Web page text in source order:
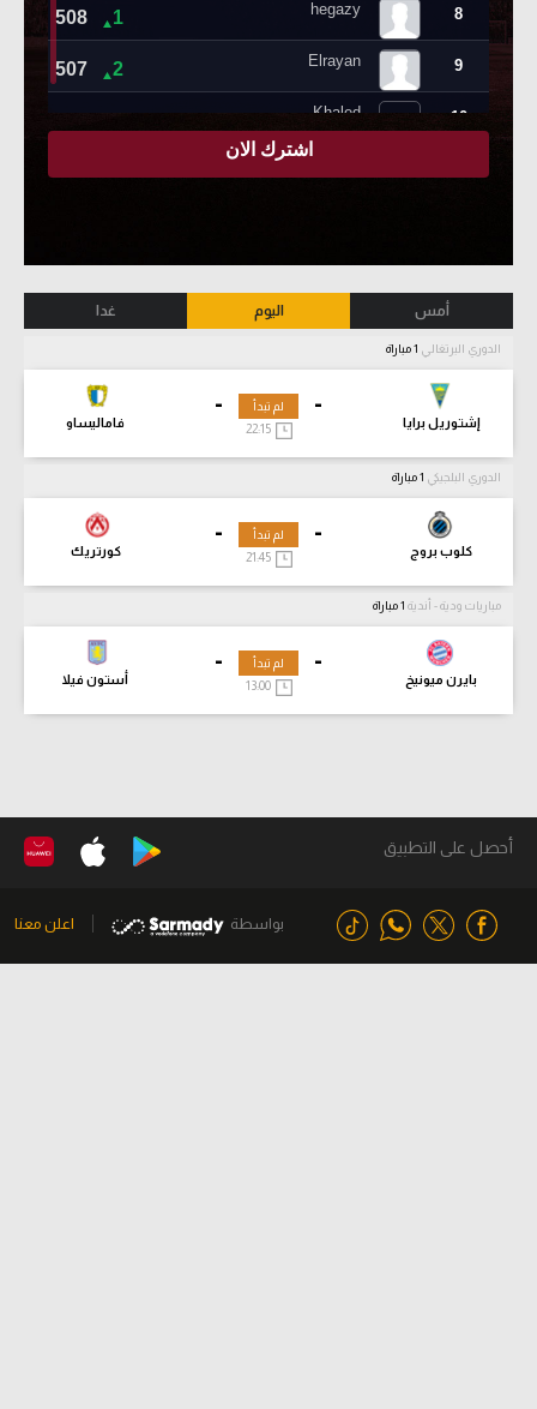
أمس اليوم غدا
الدوري البرتغالي
-
إشتوريل برايا
-
فاماليساو
لم تبدأ
22:15
الدوري البلجيكي
-
كلوب بروج
-
كورتريك
لم تبدأ
21:45
مباريات ودية - أندية
-
بايرن ميونيخ
-
أستون فيلا
لم تبدأ
13:00
أحصل على التطبيق
بواسطة اعلن معنا